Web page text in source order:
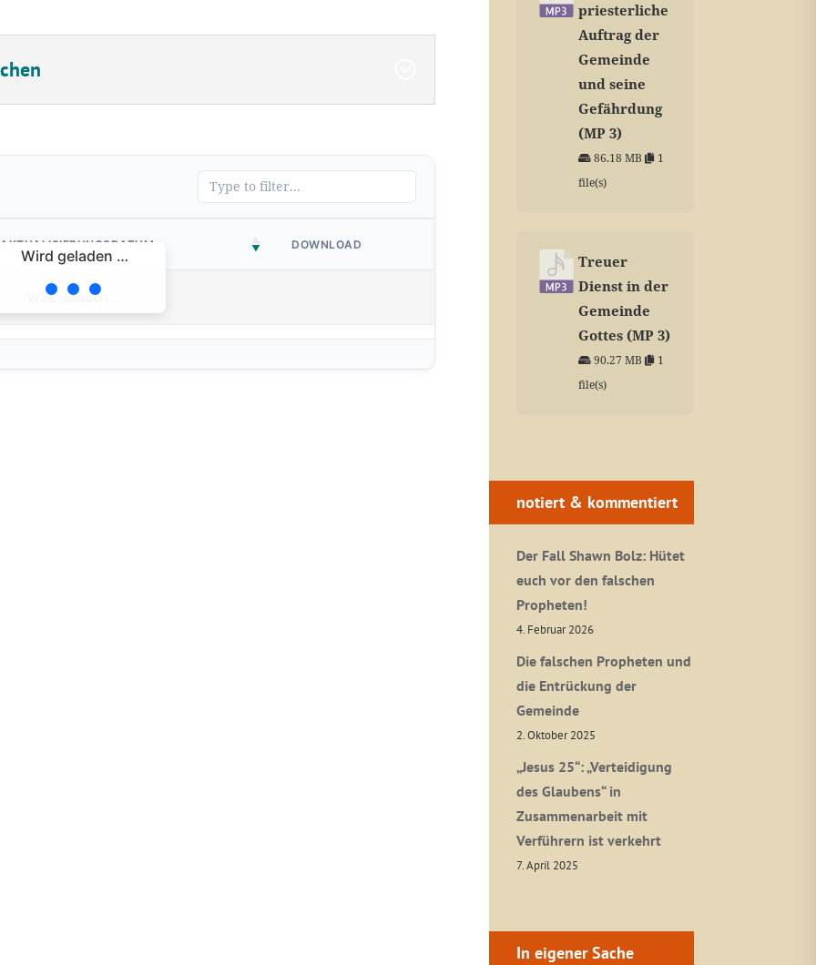
Wird geladen …
AKTUALISIERUNGSDATUM DOWNLOAD
Wird geladen …
priesterliche
Auftrag der
Gemeinde
und seine
Gefährdung
(MP 3)
86.18 MB
1
file(s)
Treuer
Dienst in der
Gemeinde
Gottes (MP 3)
90.27 MB
1
file(s)
notiert & kommentiert
Der Fall Shawn Bolz: Hütet
euch vor den falschen
Propheten!
4. Februar 2026
Die falschen Propheten und
die Entrückung der
Gemeinde
2. Oktober 2025
„Jesus 25“: „Verteidigung
des Glaubens“ in
Zusammenarbeit mit
Verführern ist verkehrt
7. April 2025
In eigener Sache